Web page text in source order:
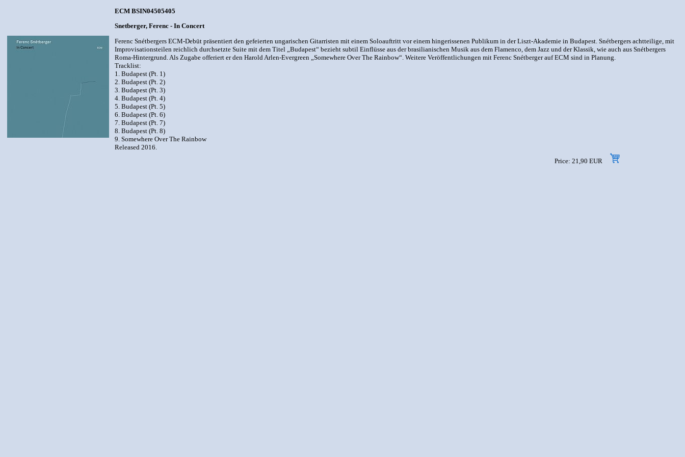
ECM BSIN04505405
Snetberger, Ferenc - In Concert
Ferenc Snétbergers ECM-Debüt präsentiert den gefeierten ungarischen Gitarristen mit einem Soloauftritt vor einem hingerissenen Publikum in der Liszt-Akademie in Budapest. Snétbergers achtteilige, mit
Improvisationsteilen reichlich durchsetzte Suite mit dem Titel „Budapest“ bezieht subtil Einflüsse aus der brasilianischen Musik aus dem Flamenco, dem Jazz und der Klassik, wie auch aus Snétbergers
Roma-Hintergrund. Als Zugabe offeriert er den Harold Arlen-Evergreen „Somewhere Over The Rainbow“. Weitere Veröffentlichungen mit Ferenc Snétberger auf ECM sind in Planung.
Tracklist:
1. Budapest (Pt. 1)
2. Budapest (Pt. 2)
3. Budapest (Pt. 3)
4. Budapest (Pt. 4)
5. Budapest (Pt. 5)
6. Budapest (Pt. 6)
7. Budapest (Pt. 7)
8. Budapest (Pt. 8)
9. Somewhere Over The Rainbow
Released 2016.
Price: 21,90 EUR